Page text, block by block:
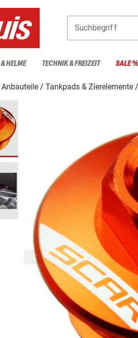
Suchbegriff
HELME TECHNIK & FREIZEIT SALE %
Anbauteile Tankpads & Zierelemente